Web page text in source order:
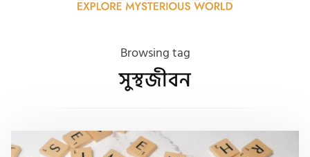
Browsing tag
সুস্থজীবন